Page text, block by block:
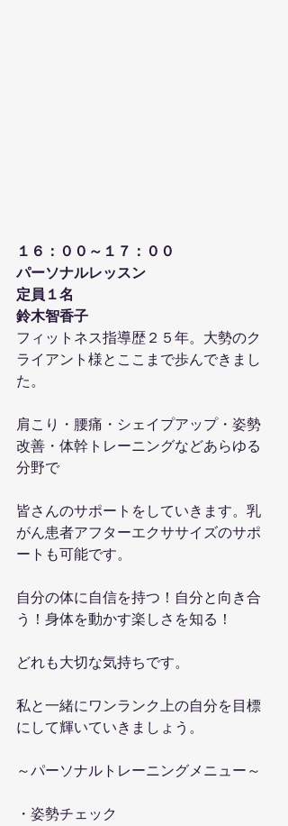
１６：００～１７：００
パーソナルレッスン
定員１名
鈴木智香子
フィットネス指導歴２５年。大勢のク
ライアント様とここまで歩んできまし
た。
肩こり・腰痛・シェイプアップ・姿勢
改善・体幹トレーニングなどあらゆる
分野で
皆さんのサポートをしていきます。乳
がん患者アフターエクササイズのサポ
ートも可能です。
自分の体に自信を持つ！自分と向き合
う！身体を動かす楽しさを知る！
どれも大切な気持ちです。
私と一緒にワンランク上の自分を目標
にして輝いていきましょう。
～パーソナルトレーニングメニュー～
・姿勢チェック